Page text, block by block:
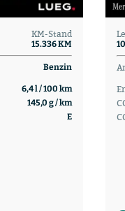
KM-Stand
15.336 KM
Benzin
6,4 l / 100 km
145,0 g / km
E